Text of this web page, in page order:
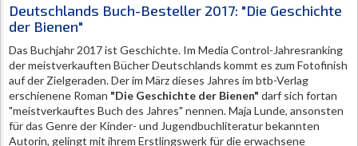
Deutschlands Buch-Besteller 2017: "Die Geschichte
der Bienen"
Das Buchjahr 2017 ist Geschichte. Im Media Control-Jahresranking
der meistverkauften Bücher Deutschlands kommt es zum Fotofinish
auf der Zielgeraden. Der im März dieses Jahres im btb-Verlag
erschienene Roman "Die Geschichte der Bienen" darf sich fortan
"meistverkauftes Buch des Jahres" nennen. Maja Lunde, ansonsten
für das Genre der Kinder- und Jugendbuchliteratur bekannten
Autorin, gelingt mit ihrem Erstlingswerk für die erwachsene